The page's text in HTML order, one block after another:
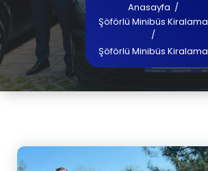
Anasayfa /
Şöförlü Minibüs Kiralama
/
Şöförlü Minibüs Kiralama